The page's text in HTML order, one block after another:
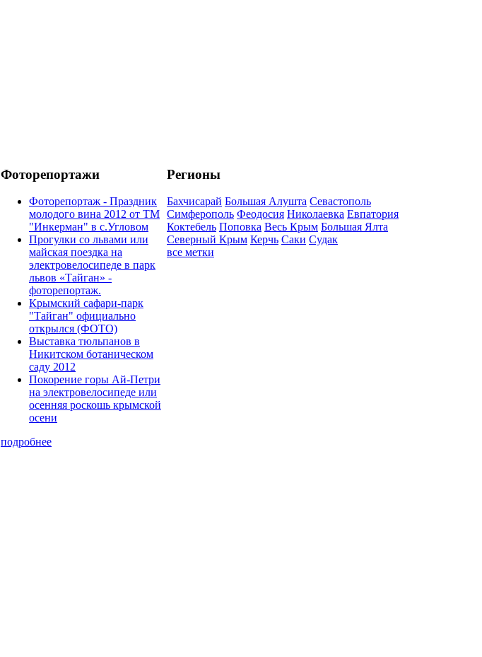
Фоторепортажи
Фоторепортаж - Праздник
молодого вина 2012 от ТМ
"Инкерман" в с.Угловом
Прогулки cо львами или
майская поездка на
электровелосипеде в парк
львов «Тайган» -
фоторепортаж.
Крымский сафари-парк
"Тайган" официально
открылся (ФОТО)
Выставка тюльпанов в
Никитском ботаническом
саду 2012
Покорение горы Ай-Петри
на электровелосипеде или
осенняя роскошь крымской
осени
подробнее
Регионы
Бахчисарай Большая Алушта Севастополь
Симферополь Феодосия Николаевка Евпатория
Коктебель Поповка Весь Крым Большая Ялта
Северный Крым Керчь Саки Судак
все метки